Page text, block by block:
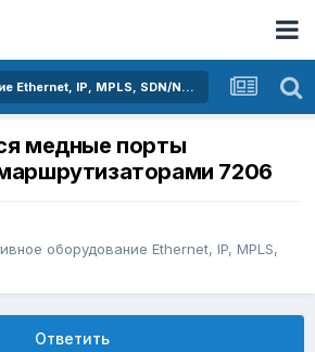
Активное оборудование Ethernet, IP, MPLS, SDN/NFV...
медные порты
7206
оборудование Ethernet, IP, MPLS,
Ответить